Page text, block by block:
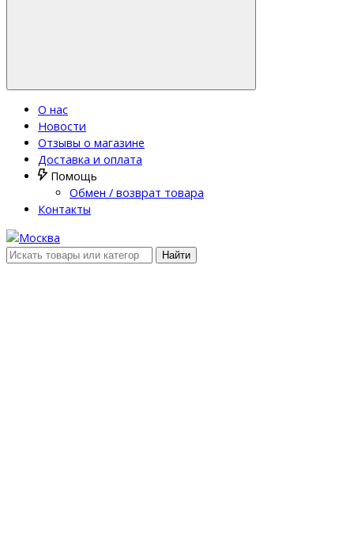
О нас
Новости
Отзывы о магазине
Доставка и оплата
Помощь
Обмен / возврат товара
Контакты
Найти